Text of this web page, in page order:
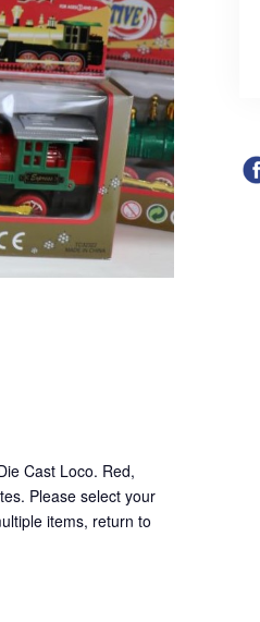
Cast Loco. Red,
Please select your
items, return to